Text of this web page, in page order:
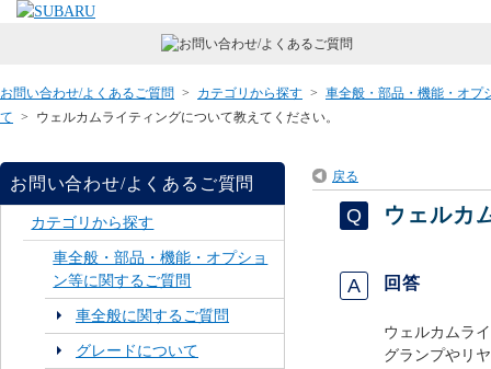
お問い合わせ/よくあるご質問 > カテゴリから探す > 車全般・部品・機能・オプ
て > ウェルカムライティングについて教えてください。
お問い合わせ/よくあるご質問
カテゴリから探す
車全般・部品・機能・オプショ
ン等に関するご質問
車全般に関するご質問
グレードについて
戻る
ウェルカ
回答
ウェルカムラ
グランプやリ